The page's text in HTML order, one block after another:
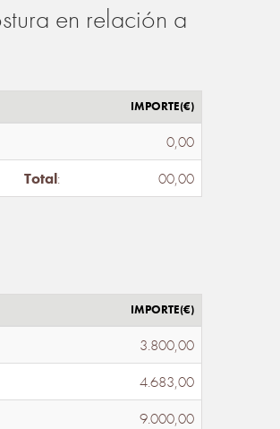
en relación a
IMPORTE(€)
0,00
Total: 00,00
IMPORTE(€)
3.800,00
4.683,00
9.000,00